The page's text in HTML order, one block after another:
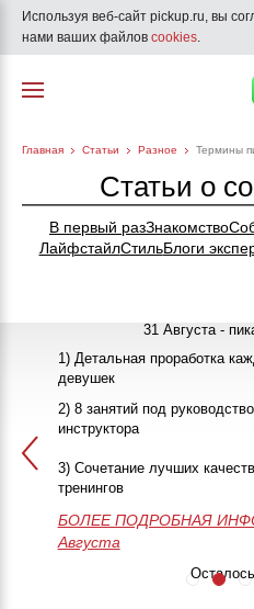
Используя веб-сайт pickup.ru, вы
нами ваших файлов cookies.
Главная Статьи Разное Термины
Статьи о
В первый разЗнакомство
ЛайфстайлСтильБлоги
БОЛЕЕ ПОДРОБНАЯ
28-29-30
31 Августа -
1) Детальная проработка
девушек
2) 8 занятий под
инструктора
3) Сочетание лучших
тренингов
БОЛЕЕ ПОДРОБНАЯ
Августа
Онлайн поддержка
>>>ЗАПИСАТЬСЯ НА
"Как
в